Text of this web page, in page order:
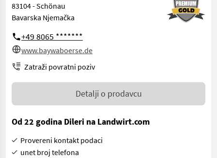
83104 - Schönau
Bavarska Njemačka
+49 8065 *******
www.baywaboerse.de
Zatraži povratni poziv
Detalji o prodavcu
Od 22 godina Dileri na Landwirt.com
Provereni kontakt podaci
unet broj telefona